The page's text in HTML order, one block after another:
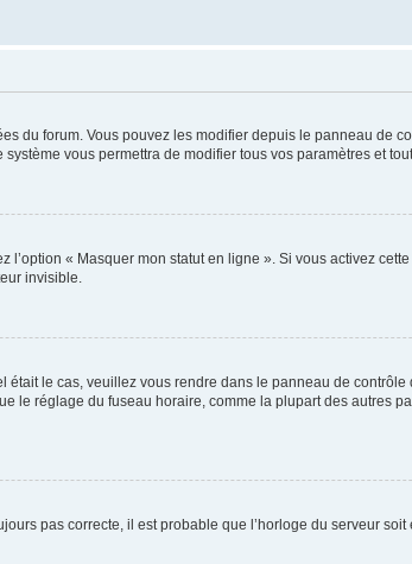
du forum. Vous pouvez les modifier depuis le panneau de
vous permettra de modifier tous vos paramètres et
« Masquer mon statut en ligne ». Si vous activez
invisible.
le cas, veuillez vous rendre dans le panneau de
réglage du fuseau horaire, comme la plupart des autres
pas correcte, il est probable que l’horloge du serveur